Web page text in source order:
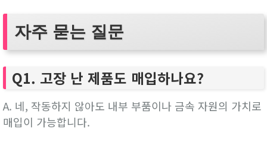
자주 묻는 질문
Q1. 고장 난 제품도 매입하나요?
A. 네, 작동하지 않아도 내부 부품이나 금속 자원의 가치로
매입이 가능합니다.